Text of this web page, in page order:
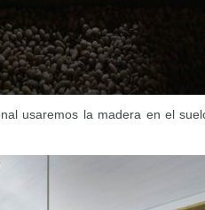
usaremos la madera en el